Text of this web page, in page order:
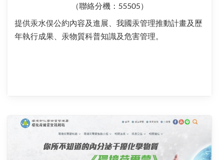
（聯絡分機：55505）
提供汞水俣公約內容及進展、我國汞管理推動計畫及歷
年執行成果、汞物質科普知識及危害管理。